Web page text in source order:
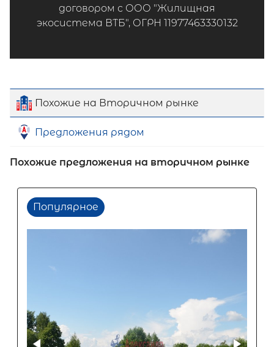
договором с ООО "Жилищная
экосистема ВТБ", ОГРН 11977463330132
Похожие на Вторичном рынке
Предложения рядом
Похожие предложения на вторичном рынке
Популярное